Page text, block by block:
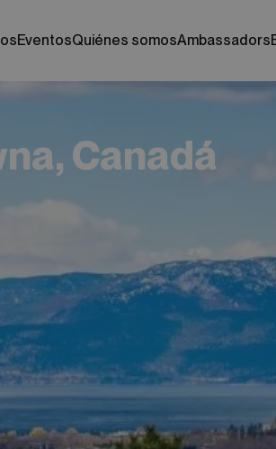
eventos quiénes somos ambassadors
Canadá